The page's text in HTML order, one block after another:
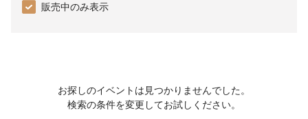
販売中のみ表示
お探しのイベントは見つかりませんでした。
検索の条件を変更してお試しください。